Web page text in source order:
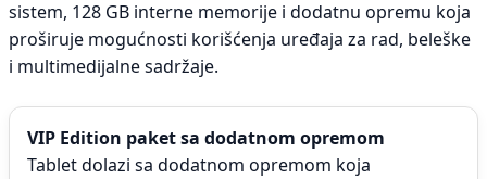
sistem, 128 GB interne memorije i dodatnu opremu koja
proširuje mogućnosti korišćenja uređaja za rad, beleške
i multimedijalne sadržaje.
VIP Edition paket sa dodatnom opremom
Tablet dolazi sa dodatnom opremom koja